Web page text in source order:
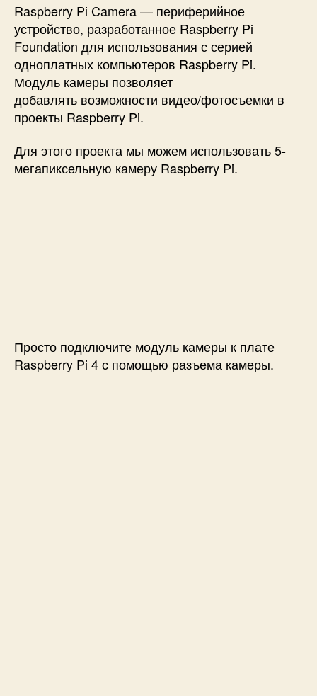
Raspberry Pi Camera — периферийное
устройство, разработанное Raspberry Pi
Foundation для использования с серией
одноплатных компьютеров Raspberry Pi.
Модуль камеры позволяет
добавлять возможности видео/фотосъемки в
проекты Raspberry Pi.
Для этого проекта мы можем использовать 5-
мегапиксельную камеру Raspberry Pi.
Просто подключите модуль камеры к плате
Raspberry Pi 4 с помощью разъема камеры.